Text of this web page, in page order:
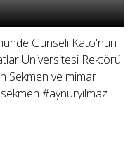
Günseli Kato'nun
Üniversitesi Rektörü
Sekmen ve mimar
#aynuryılmaz